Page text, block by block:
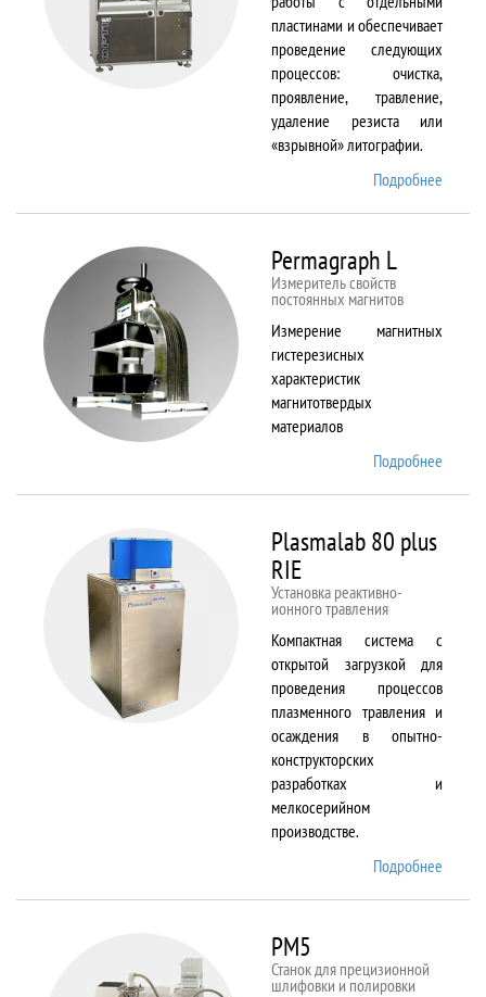
пластинами и обеспечивает
проведение следующих
процессов: очистка,
проявление, травление,
удаление резиста или
«взрывной» литографии.
Подробнее
Permagraph L
Измеритель свойств
постоянных магнитов
Измерение магнитных
гистерезисных
характеристик
магнитотвердых
материалов
Подробнее
Plasmalab 80 plus
RIE
Установка реактивно-
ионного травления
Компактная система с
открытой загрузкой для
проведения процессов
плазменного травления и
осаждения в опытно-
конструкторских
разработках и
мелкосерийном
производстве.
Подробнее
PM5
Станок для прецизионной
шлифовки и полировки